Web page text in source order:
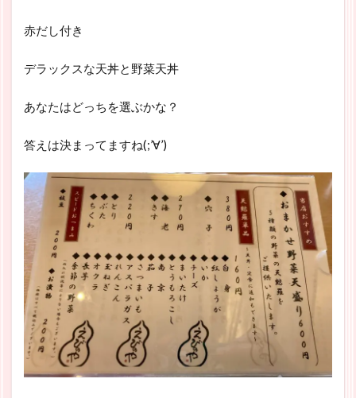
赤だし付き
デラックスな天丼と野菜天丼
あなたはどっちを選ぶかな？
答えは決まってますね(;’∀’)